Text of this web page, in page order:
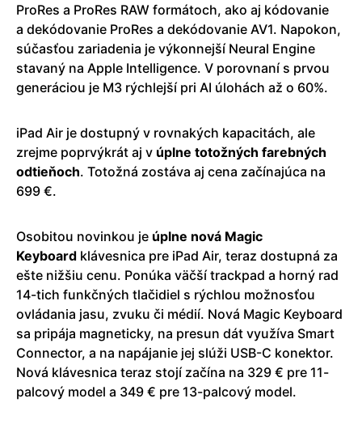
ProRes a ProRes RAW formátoch, ako aj kódovanie
a dekódovanie ProRes a dekódovanie AV1. Napokon,
súčasťou zariadenia je výkonnejší Neural Engine
stavaný na Apple Intelligence. V porovnaní s prvou
generáciou je M3 rýchlejší pri AI úlohách až o 60%.
iPad Air je dostupný v rovnakých kapacitách, ale
zrejme poprvýkrát aj v úplne totožných farebných
odtieňoch. Totožná zostáva aj cena začínajúca na
699 €.
Osobitou novinkou je úplne nová Magic
Keyboard klávesnica pre iPad Air, teraz dostupná za
ešte nižšiu cenu. Ponúka väčší trackpad a horný rad
14-tich funkčných tlačidiel s rýchlou možnosťou
ovládania jasu, zvuku či médií. Nová Magic Keyboard
sa pripája magneticky, na presun dát využíva Smart
Connector, a na napájanie jej slúži USB-C konektor.
Nová klávesnica teraz stojí začína na 329 € pre 11-
palcový model a 349 € pre 13-palcový model.